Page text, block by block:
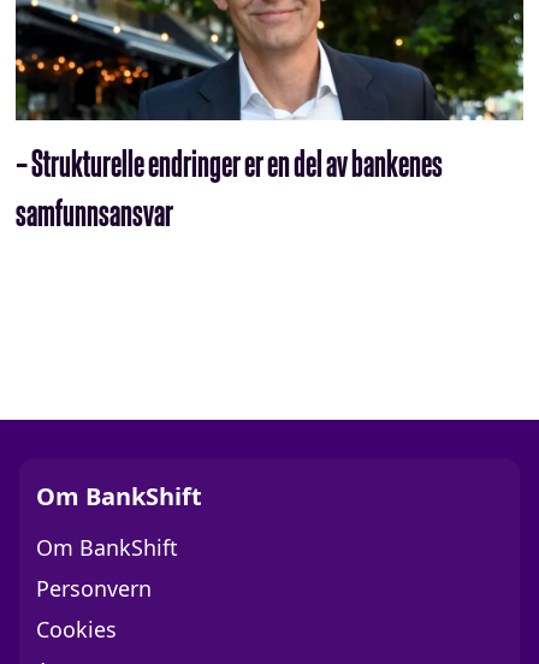
– Strukturelle endringer er en del av bankenes
samfunnsansvar
Om BankShift
Om BankShift
Personvern
Cookies